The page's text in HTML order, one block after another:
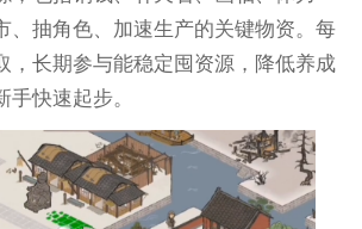
、抽角色、加速生产的关键物资。每
，长期参与能稳定囤资源，降低养成
快速起步。